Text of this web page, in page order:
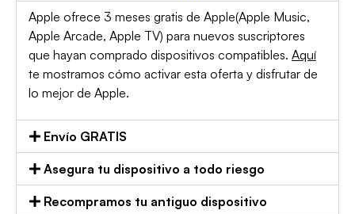
Apple ofrece 3 meses gratis de Apple(Apple Music,
Apple Arcade, Apple TV) para nuevos suscriptores
que hayan comprado dispositivos compatibles. Aquí
te mostramos cómo activar esta oferta y disfrutar de
lo mejor de Apple.
Envío GRATIS
Asegura tu dispositivo a todo riesgo
Recompramos tu antiguo dispositivo